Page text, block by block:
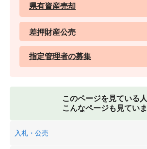
県有資産売却
差押財産公売
指定管理者の募集
このページを見ている
こんなページも見てい
入札・公売